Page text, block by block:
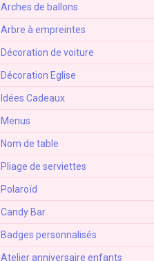
Arches de ballons
Arbre à empreintes
Décoration de voiture
Décoration Eglise
Idées Cadeaux
Menus
Nom de table
Pliage de serviettes
Polaroïd
Candy Bar
Badges personnalisés
Atelier anniversaire enfants